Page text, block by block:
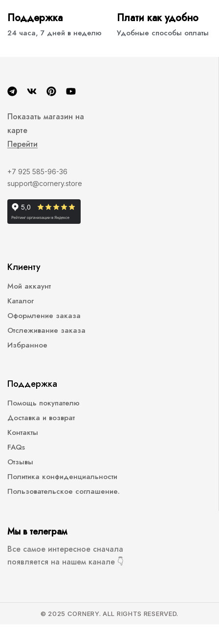
Поддержка
24 часа, 7 дней в неделю
Плати как удобно
Удобные способы оплаты
Показать магазин на
карте
Перейти
+7 925 585-96-36
support@cornery.store
Клиенту
Мой аккаунт
Каталог
Оформление заказа
Отслеживание заказа
Избранное
Поддержка
Помощь покупателю
Доставка и возврат
Контакты
FAQs
Отзывы
Политика конфиденциальности
Пользовательское соглашение.
Мы в телеграм
Все самое интересное сначала
появляется на нашем канале 👇
© 2025 CORNERY. ALL RIGHTS RESERVED.